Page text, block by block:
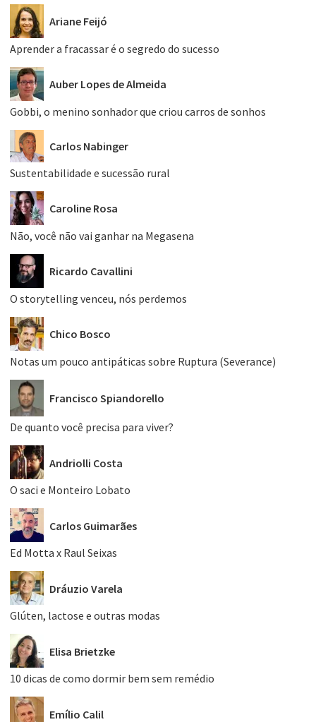
Ariane Feijó
Aprender a fracassar é o segredo do sucesso
Auber Lopes de Almeida
Gobbi, o menino sonhador que criou carros de sonhos
Carlos Nabinger
Sustentabilidade e sucessão rural
Caroline Rosa
Não, você não vai ganhar na Megasena
Ricardo Cavallini
O storytelling venceu, nós perdemos
Chico Bosco
Notas um pouco antipáticas sobre Ruptura (Severance)
Francisco Spiandorello
De quanto você precisa para viver?
Andriolli Costa
O saci e Monteiro Lobato
Carlos Guimarães
Ed Motta x Raul Seixas
Dráuzio Varela
Glúten, lactose e outras modas
Elisa Brietzke
10 dicas de como dormir bem sem remédio
Emílio Calil